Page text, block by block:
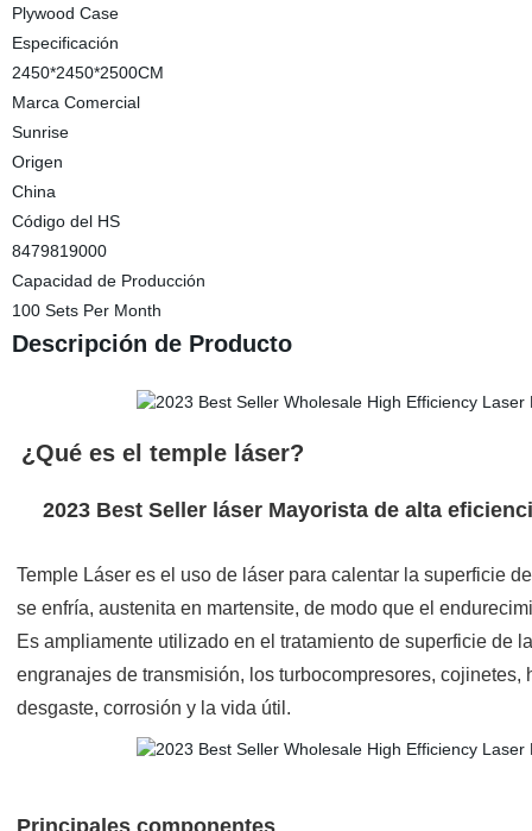
Plywood Case
Especificación
2450*2450*2500CM
Marca Comercial
Sunrise
Origen
China
Código del HS
8479819000
Capacidad de Producción
100 Sets Per Month
Descripción de Producto
¿Qué es el temple láser?
2023 Best Seller láser Mayorista de alta
Temple Láser es el uso de láser para calentar la superficie
se enfría, austenita en martensite, de modo que el
Es ampliamente utilizado en el tratamiento de superficie de
engranajes de transmisión, los turbocompresores,
desgaste, corrosión y la vida útil.
Principales componentes